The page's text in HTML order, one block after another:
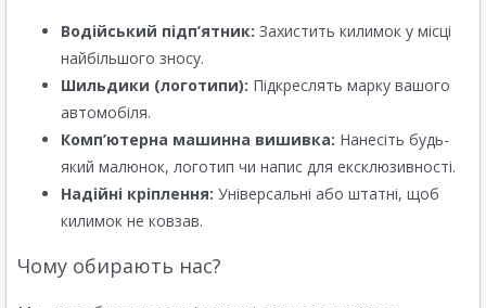
Водійський підп’ятник: Захистить килимок у місці
найбільшого зносу.
Шильдики (логотипи): Підкреслять марку вашого
автомобіля.
Комп’ютерна машинна вишивка: Нанесіть будь-
який малюнок, логотип чи напис для ексклюзивності.
Надійні кріплення: Універсальні або штатні, щоб
килимок не ковзав.
Чому обирають нас?